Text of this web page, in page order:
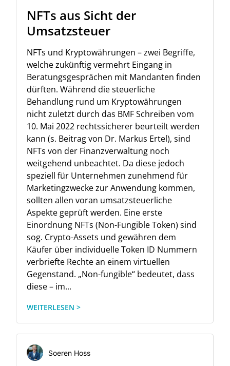
NFTs aus Sicht der
Umsatzsteuer
NFTs und Kryptowährungen – zwei Begriffe,
welche zukünftig vermehrt Eingang in
Beratungsgesprächen mit Mandanten finden
dürften. Während die steuerliche
Behandlung rund um Kryptowährungen
nicht zuletzt durch das BMF Schreiben vom
10. Mai 2022 rechtssicherer beurteilt werden
kann (s. Beitrag von Dr. Markus Ertel), sind
NFTs von der Finanzverwaltung noch
weitgehend unbeachtet. Da diese jedoch
speziell für Unternehmen zunehmend für
Marketingzwecke zur Anwendung kommen,
sollten allen voran umsatzsteuerliche
Aspekte geprüft werden. Eine erste
Einordnung NFTs (Non-Fungible Token) sind
sog. Crypto-Assets und gewähren dem
Käufer über individuelle Token ID Nummern
verbriefte Rechte an einem virtuellen
Gegenstand. „Non-fungible“ bedeutet, dass
diese – im...
WEITERLESEN >
Soeren Hoss